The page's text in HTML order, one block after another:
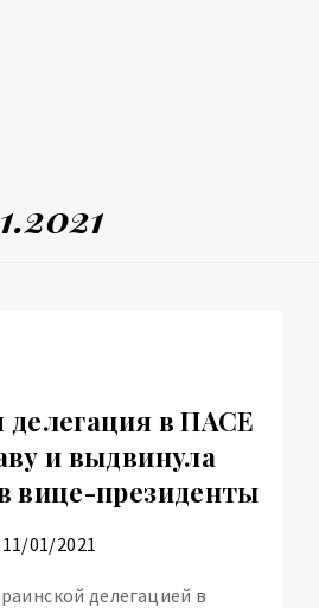
делегация в ПАСЕ
и выдвинула
вице-президенты
11/01/2021
делегацией в